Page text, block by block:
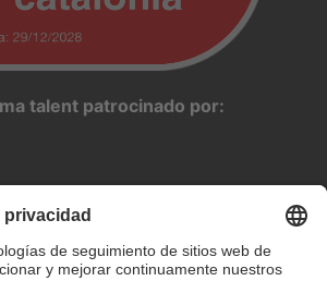
talent patrocinado por: